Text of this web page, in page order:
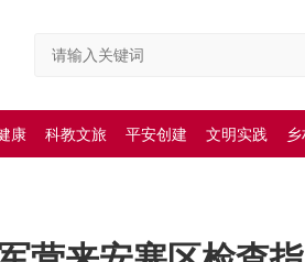
康 科教文旅 平安创建 文明实践